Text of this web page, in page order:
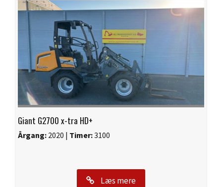
Giant G2700 x-tra HD+
Årgang: 2020 | Timer:3100
Læs mere